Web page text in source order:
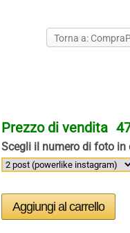
Torna a:
Prezzo di vendita
Scegli il numero di foto